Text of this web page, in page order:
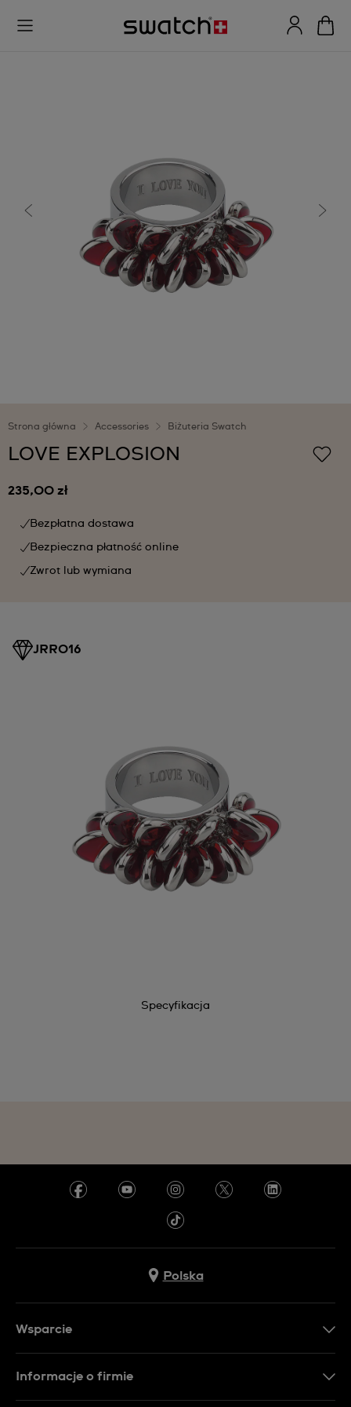
Strona główna Accessories Biżuteria Swatch
LOVE EXPLOSION
235,00 zł
Bezpłatna dostawa
Bezpieczna płatność online
Zwrot lub wymiana
JRR016
Specyfikacja
Polska
Wsparcie
Informacje o firmie